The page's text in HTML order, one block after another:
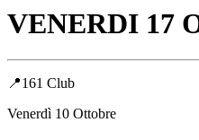
VENERDI 17
📍161 Club
Venerdì 10 Ottobre